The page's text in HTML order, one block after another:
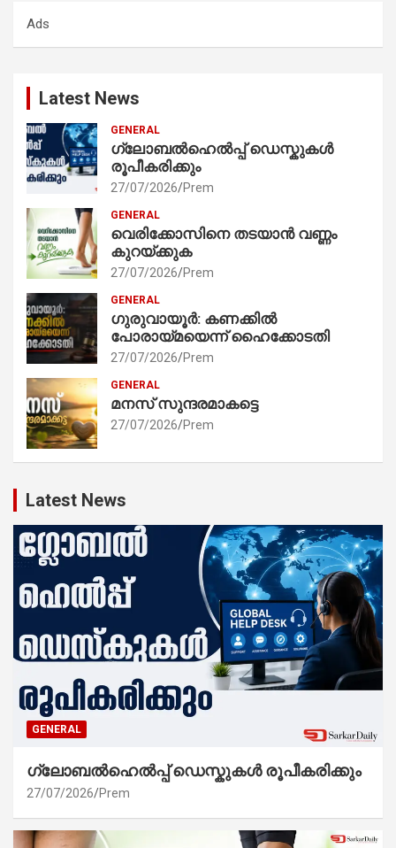
h
Ads
Latest News
GENERAL
ഗ്ലോബൽഹെൽപ്പ് ഡെസ്കുകൾ
രൂപീകരിക്കും
27/07/2026 Prem
GENERAL
വെരിക്കോസിനെ തടയാൻ വണ്ണം
കുറയ്ക്കുക
27/07/2026 Prem
GENERAL
ഗുരുവായൂർ: കണക്കിൽ
പോരായ്മയെന്ന് ഹൈക്കോടതി
27/07/2026 Prem
GENERAL
മനസ് സുന്ദരമാകട്ടെ
27/07/2026 Prem
Latest News
GENERAL
ഗ്ലോബൽഹെൽപ്പ് ഡെസ്കുകൾ രൂപീകരിക്കും
27/07/2026 Prem